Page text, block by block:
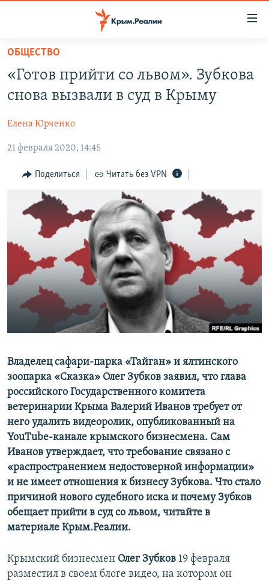
Вернуться
основному
содержанию
навигации
Вернутся
СПЕЦПРОЕКТЫ
КАРТА ВОЕННЫХ ОБЪЕКТОВ КРЫМА
11 ЛЕТ ОККУПАЦИИ КРЫМА. 11 ИСТОРИЙ СОПРОТИВЛЕНИЯ
ИСТОРИЯ
ЕЩЕ
ИНТЕРАКТИВ
ИНФОГРАФИКА
ТЕЛЕПРОЕКТ КРЫМ.РЕАЛИИ
СОВЕТЫ ПРАВОЗАЩИТНИКОВ
ПРОПАВШИЕ БЕЗ ВЕСТИ
ПОБЕДИТЕЛЕЙ НЕ СУДЯТ?
КРЫМ.НЕПОКОРЕННЫЙ
РАДІО СВОБОДА
КАК ОБОЙТИ БЛОКИРОВКУ
Українською
Qırımtatar
ПРИСОЕДИНЯЙТЕСЬ!
Все сайты RFE/RL
ОБЩЕСТВО
«Готов прийти со львом». Зубкова
снова вызвали в суд в Крыму
Елена Юрченко
21 февраля 2020, 14:45
Поделиться Читать без VPN
Владелец сафари-парка «Тайган» и ялтинского
зоопарка «Сказка» Олег Зубков заявил, что глава
российского Государственного комитета
ветеринарии Крыма Валерий Иванов требует от
него удалить видеоролик, опубликованный на
YouTube-канале крымского бизнесмена. Сам
Иванов утверждает, что требование связано с
«распространением недостоверной информации»
и не имеет отношения к бизнесу Зубкова. Что стало
причиной нового судебного иска и почему Зубков
обещает прийти в суд со львом, читайте в
материале Крым.Реалии.
Крымский бизнесмен Олег Зубков 19 февраля
разместил в своем блоге видео, на котором он